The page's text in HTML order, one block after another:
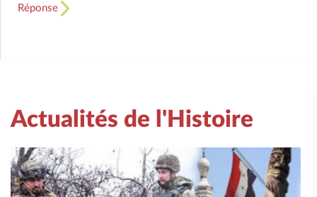
Réponse
Actualités de l'Histoire